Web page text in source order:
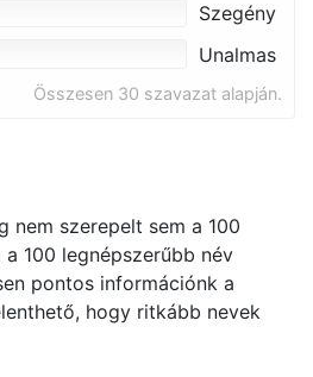
Szegény
Unalmas
Összesen 30 szavazat alapján.
nem szerepelt sem a 100
100 legnépszerűbb név
pontos információnk a
hogy ritkább nevek